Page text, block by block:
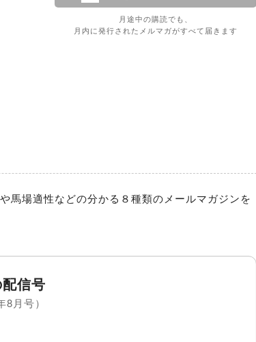
月途中の購読でも、
月内に発行されたメルマガがすべて届きます
馬場適性などの分かる８種類のメールマガジンを
信号
8月号）